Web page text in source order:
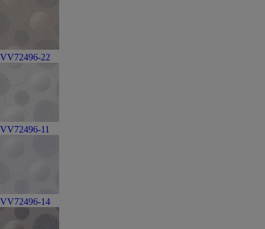
VV72496-22
VV72496-11
VV72496-14